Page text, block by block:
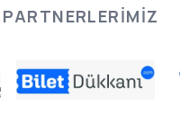
PARTNERLERIMIZ